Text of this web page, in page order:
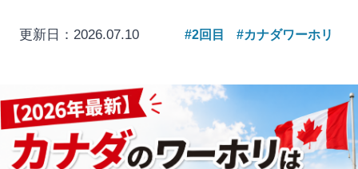
更新日：2026.07.10 #2回目 #カナダワーホリ